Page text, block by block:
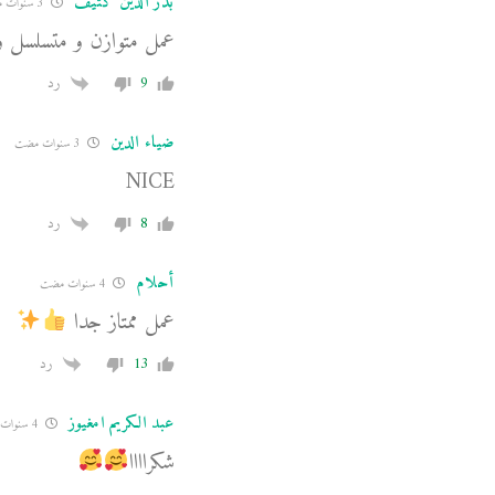
عمل متوازن و متسلسل
9 رد
ضياء الدين
NICE
8 رد
أحلام
عمل ممتاز جدا
13 رد
عبد الكريم امغيوز 4 سنوات مضت
شكراااا